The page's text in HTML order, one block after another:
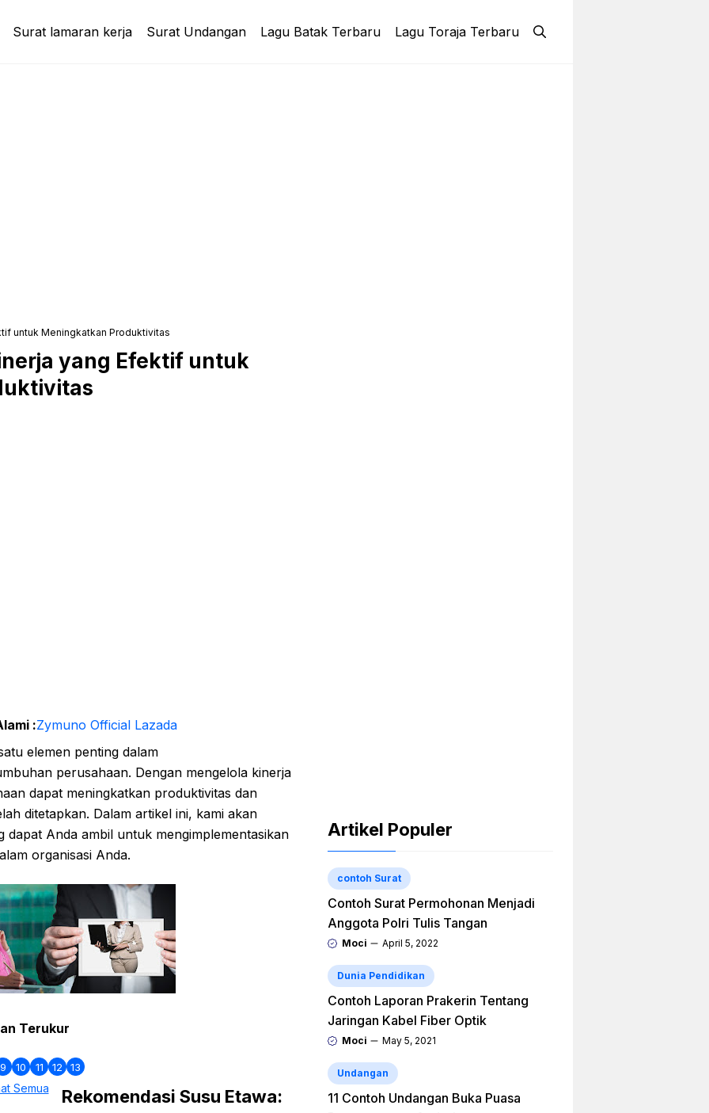
Surat lamaran kerja Surat Undangan Lagu Batak Terbaru Lagu Toraja Terbaru
untuk Meningkatkan Produktivitas
yang Efektif untuk
:Zymuno Official Lazada
elemen penting dalam
perusahaan. Dengan mengelola kinerja
dapat meningkatkan produktivitas dan
ditetapkan. Dalam artikel ini, kami akan
dapat Anda ambil untuk mengimplementasikan
organisasi Anda.
Terukur
9 10 11 12 13
Semua Rekomendasi Susu Etawa:
Artikel Populer
contoh Surat
Contoh Surat Permohonan Menjadi
Anggota Polri Tulis Tangan
Moci April 5, 2022
Dunia Pendidikan
Contoh Laporan Prakerin Tentang
Jaringan Kabel Fiber Optik
Moci May 5, 2021
Undangan
11 Contoh Undangan Buka Puasa